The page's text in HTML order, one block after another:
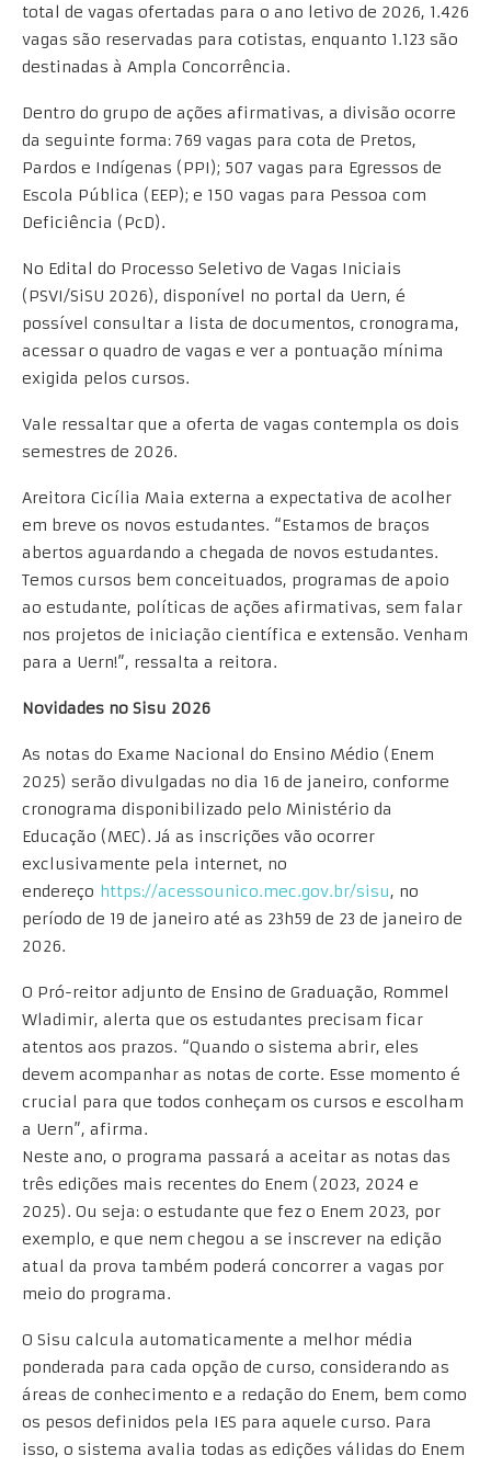
total de vagas ofertadas para o ano letivo de 2026, 1.426
vagas são reservadas para cotistas, enquanto 1.123 são
destinadas à Ampla Concorrência.
Dentro do grupo de ações afirmativas, a divisão ocorre
da seguinte forma: 769 vagas para cota de Pretos,
Pardos e Indígenas (PPI); 507 vagas para Egressos de
Escola Pública (EEP); e 150 vagas para Pessoa com
Deficiência (PcD).
No Edital do Processo Seletivo de Vagas Iniciais
(PSVI/SiSU 2026), disponível no portal da Uern, é
possível consultar a lista de documentos, cronograma,
acessar o quadro de vagas e ver a pontuação mínima
exigida pelos cursos.
Vale ressaltar que a oferta de vagas contempla os dois
semestres de 2026.
Areitora Cicília Maia externa a expectativa de acolher
em breve os novos estudantes. “Estamos de braços
abertos aguardando a chegada de novos estudantes.
Temos cursos bem conceituados, programas de apoio
ao estudante, políticas de ações afirmativas, sem falar
nos projetos de iniciação científica e extensão. Venham
para a Uern!”, ressalta a reitora.
Novidades no Sisu 2026
As notas do Exame Nacional do Ensino Médio (Enem
2025) serão divulgadas no dia 16 de janeiro, conforme
cronograma disponibilizado pelo Ministério da
Educação (MEC). Já as inscrições vão ocorrer
exclusivamente pela internet, no
endereço https://acessounico.mec.gov.br/sisu, no
período de 19 de janeiro até as 23h59 de 23 de janeiro de
2026.
O Pró-reitor adjunto de Ensino de Graduação, Rommel
Wladimir, alerta que os estudantes precisam ficar
atentos aos prazos. “Quando o sistema abrir, eles
devem acompanhar as notas de corte. Esse momento é
crucial para que todos conheçam os cursos e escolham
a Uern”, afirma.
Neste ano, o programa passará a aceitar as notas das
três edições mais recentes do Enem (2023, 2024 e
2025). Ou seja: o estudante que fez o Enem 2023, por
exemplo, e que nem chegou a se inscrever na edição
atual da prova também poderá concorrer a vagas por
meio do programa.
O Sisu calcula automaticamente a melhor média
ponderada para cada opção de curso, considerando as
áreas de conhecimento e a redação do Enem, bem como
os pesos definidos pela IES para aquele curso. Para
isso, o sistema avalia todas as edições válidas do Enem